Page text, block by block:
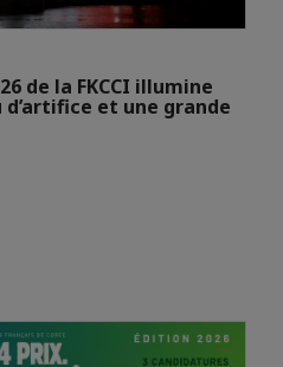
de la FKCCI illumine
d’artifice et une grande